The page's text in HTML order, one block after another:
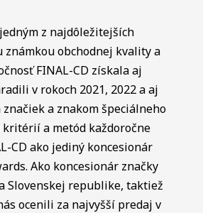
z najdôležitejších
známkou obchodnej kvality a
FINAL-CD získala aj
v rokoch 2021, 2022 a aj
a znakom špeciálneho
a metód každoročne
CD ako jediný koncesionár
Ako koncesionár značky
Slovenskej republike, taktiež
ocenili za najvyšší predaj v